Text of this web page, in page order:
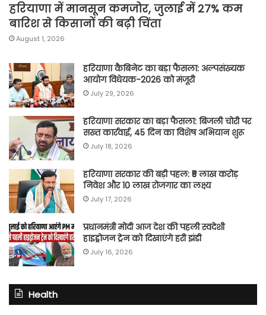
हरियाणा में मानसून कमजोर, जुलाई में 27% कम
बारिश से किसानों की बढ़ी चिंता
August 1, 2026
हरियाणा कैबिनेट का बड़ा फैसला: अल्पसंख्यक
आयोग विधेयक-2026 को मंजूरी
July 29, 2026
हरियाणा सरकार का बड़ा फैसला: बिजली चोरी पर
सख्त कार्रवाई, 45 दिन का विशेष अभियान शुरू
July 18, 2026
हरियाणा सरकार की बड़ी पहल: ₹5 लाख करोड़
निवेश और 10 लाख रोजगार का लक्ष्य
July 17, 2026
प्रधानमंत्री मोदी आज देश की पहली स्वदेशी
हाइड्रोजन ट्रेन को दिखाएंगे हरी झंडी
July 16, 2026
Health